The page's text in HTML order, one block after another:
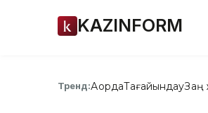
KAZINFORM
Тренд:АқордаТағайындауЗаң